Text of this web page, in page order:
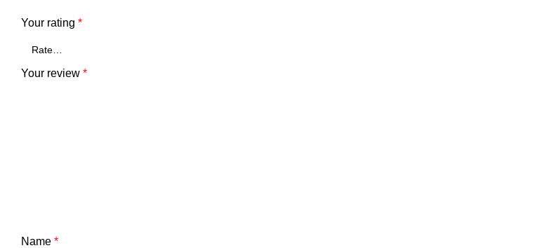
Your rating *
Your review *
Name *